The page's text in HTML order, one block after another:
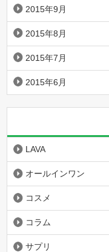
2015年9月
2015年8月
2015年7月
2015年6月
LAVA
オールインワン
コスメ
コラム
サプリ